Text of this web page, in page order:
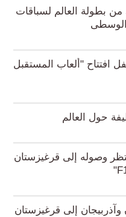
بطولة العالم لسباقات
افتتاح "ألعاب المستقبل
وصوله إلى قرغيزستان
إلى قرغيزستان